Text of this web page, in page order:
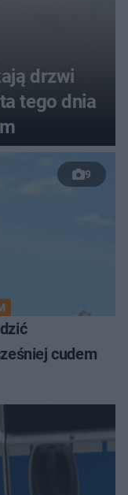
drzwi
tego dnia
9
cudem